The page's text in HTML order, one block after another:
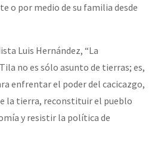
o por medio de su familia desde
Luis Hernández, “La
no es sólo asunto de tierras; es,
enfrentar el poder del cacicazgo,
la tierra, reconstituir el pueblo
y resistir la política de